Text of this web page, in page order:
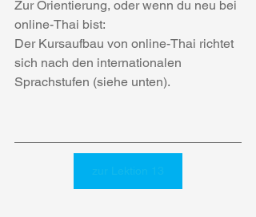
Zur Orientierung, oder wenn du neu bei
online-Thai bist:
Der Kursaufbau von online-Thai richtet
sich nach den internationalen
Sprachstufen (siehe unten).